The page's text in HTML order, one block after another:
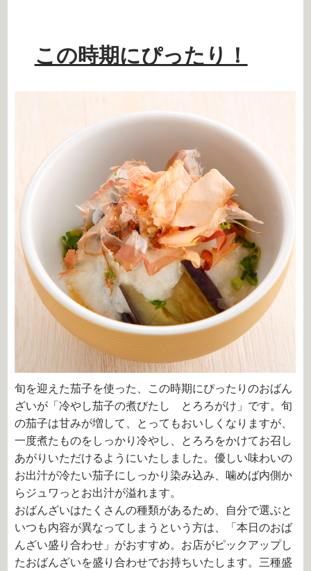
この時期にぴったり！
旬を迎えた茄子を使った、この時期にぴったりのおばん
ざいが「冷やし茄子の煮びたし とろろがけ」です。旬
の茄子は甘みが増して、とってもおいしくなりますが、
一度煮たものをしっかり冷やし、とろろをかけてお召し
あがりいただけるようにいたしました。優しい味わいの
お出汁が冷たい茄子にしっかり染み込み、噛めば内側か
らジュワっとお出汁が溢れます。
おばんざいはたくさんの種類があるため、自分で選ぶと
いつも内容が異なってしまうという方は、「本日のおば
んざい盛り合わせ」がおすすめ。お店がピックアップし
たおばんざいを盛り合わせでお持ちいたします。三種盛